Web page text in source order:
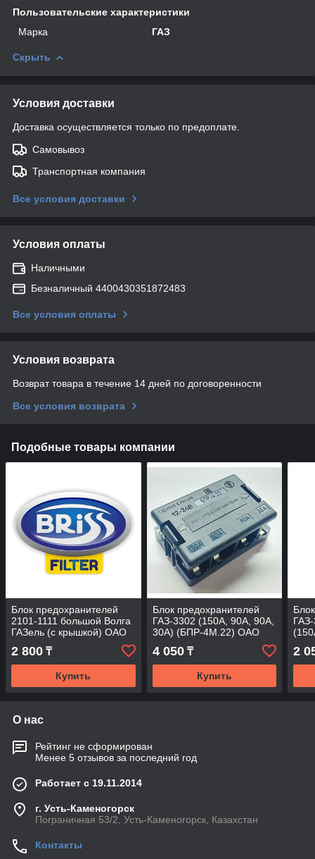
Пользовательские характеристики
Марка
ГАЗ
Скрыть
Условия доставки
Доставка осуществляется только по предоплате.
Самовывоз
Транспортная компания
Все условия доставки
Условия оплаты
Наличными
Безналичный 4400430351872483
Все условия оплаты
Условия возврата
Возврат товара в течение 14 дней по договоренности
Все условия возврата
Подобные товары компании
Блок предохранителей
2101-1111 большой Волга
ГАЗель (с крышкой) ОАО
2 800 ₸
Купить
Блок предохранителей
ГАЗ-3302 (150А, 90А, 90А,
30А) (БПР-4М.22) ОАО
4 050₸
Купить
2
О нас
Рейтинг не сформирован
Менее 5 отзывов за последний год
Работает с 19.11.2014
г. Усть-Каменогорск
Пограничная 53/2, Усть-Каменогорск, Казахстан
Контакты